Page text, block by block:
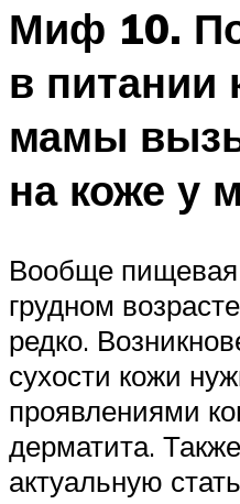
Миф 10.
в питании
мамы
на коже у
Вообще
грудном
редко.
сухости кожи
проявлениями
дерматита.
актуальную